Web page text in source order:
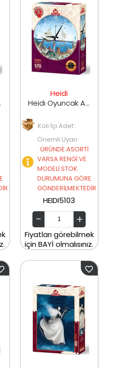
5001
Heidi
Heidi Oyuncak Art Puzzle Su Şehri 570 Parça Saat Puzzle 5103
Koli İçi Adet :
Önemli Uyarı
: ÜRÜNDE ASORTİ
VARSA RENGİ VE
MODELİ STOK
DURUMUNA GÖRE
GÖNDERİLMEKTEDİR.
HEIDI5103
Fiyatları görebilmek
için BAYİ olmalısınız.